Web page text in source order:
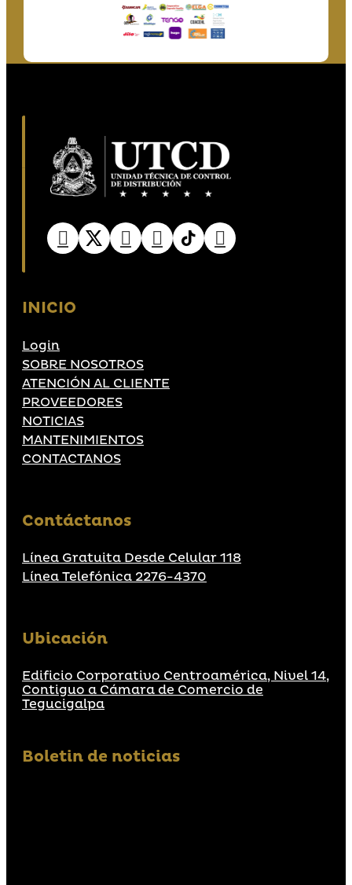
INICIO
Login
SOBRE NOSOTROS
ATENCIÓN AL CLIENTE
PROVEEDORES
NOTICIAS
MANTENIMIENTOS
CONTACTANOS
Contáctanos
Línea Gratuita Desde Celular 118
Línea Telefónica 2276-4370
Ubicación
Edificio Corporativo Centroamérica, Nivel 14,
Contiguo a Cámara de Comercio de
Tegucigalpa
Boletin de noticias